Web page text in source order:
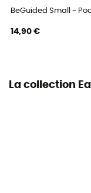
BeGuided Small -
14,90 €
La collection